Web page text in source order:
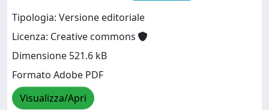
Tipologia: Versione editoriale
Licenza: Creative commons
Dimensione 521.6 kB
Formato Adobe PDF
Visualizza/Apri